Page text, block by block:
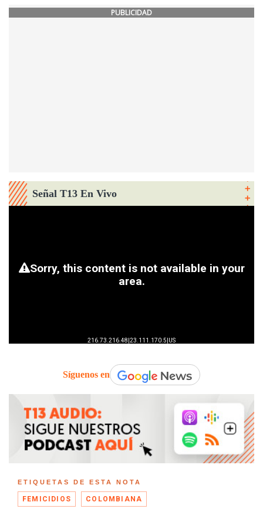
PUBLICIDAD
Señal T13 En Vivo
Síguenos en
ETIQUETAS DE ESTA NOTA
FEMICIDIOS COLOMBIANA